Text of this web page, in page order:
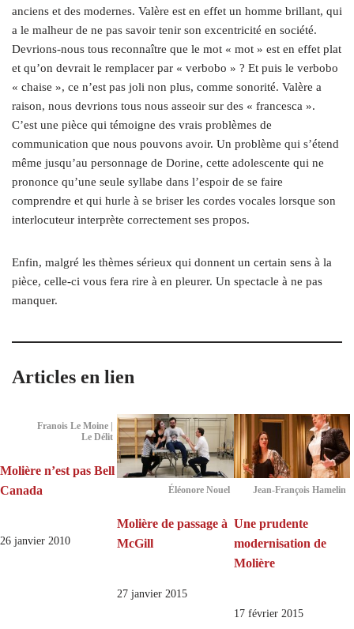
anciens et des modernes. Valère est en effet un homme brillant, qui
a le malheur de ne pas savoir tenir son excentricité en société.
Devrions-nous tous reconnaître que le mot « mot » est en effet plat
et qu’on devrait le remplacer par « verbobo » ? Et puis le verbobo
« chaise », ce n’est pas joli non plus, comme sonorité. Valère a
raison, nous devrions tous nous asseoir sur des « francesca ».
C’est une pièce qui témoigne des vrais problèmes de
communication que nous pouvons avoir. Un problème qui s’étend
même jusqu’au personnage de Dorine, cette adolescente qui ne
prononce qu’une seule syllabe dans l’espoir de se faire
comprendre et qui hurle à se briser les cordes vocales lorsque son
interlocuteur interprète correctement ses propos.
Enfin, malgré les thèmes sérieux qui donnent un certain sens à la
pièce, celle-ci vous fera rire à en pleurer. Un spectacle à ne pas
manquer.
Articles en lien
Franois Le Moine |
Le Délit
Molière n’est pas Bell
Canada
26 janvier 2010
Éléonore Nouel
Molière de passage à
McGill
27 janvier 2015
Jean-François Hamelin
Une prudente
modernisation de
Molière
17 février 2015